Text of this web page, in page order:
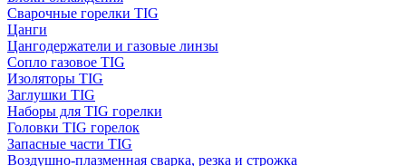
Сварочные горелки TIG
Цанги
Цангодержатели и газовые линзы
Сопло газовое TIG
Изоляторы TIG
Заглушки TIG
Наборы для TIG горелки
Головки TIG горелок
Запасные части TIG
Воздушно-плазменная сварка, резка и строжка